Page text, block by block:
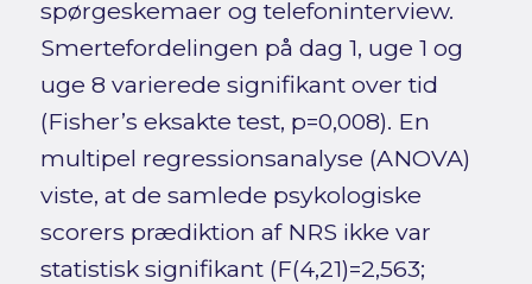
spørgeskemaer og telefoninterview.
Smertefordelingen på dag 1, uge 1 og
uge 8 varierede signifikant over tid
(Fisher’s eksakte test, p=0,008). En
multipel regressionsanalyse (ANOVA)
viste, at de samlede psykologiske
scorers prædiktion af NRS ikke var
statistisk signifikant (F(4,21)=2,563;